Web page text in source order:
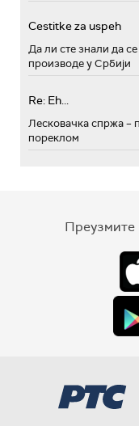
Cestitke za uspeh
Да ли сте знали да
производе у Србији
Re: Eh...
Лесковачка спржа –
пореклом
Преузмите